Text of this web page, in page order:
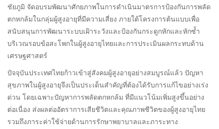
ชัยภูมิ จัดอบรมพัฒนาศักยภาพในการดำเนินมาตรการป้องกันการพลัด
ตกหกล้มในกลุ่มผู้สูงอายุที่มีความเสี่ยง ภายใต้โครงการต้นแบบเพื่อ
สนับสนุนการพัฒนาระบบเฝ้าระวังและป้องกันกระดูกหักและหักซ้ำ
บริเวณรอบข้อสะโพกในผู้สูงอายุไทยและการประเมินผลกระทบด้าน
เศรษฐศาสตร์
ปัจจุบันประเทศไทยก้าวเข้าสู่สังคมผู้สูงอายุอย่างสมบูรณ์แล้ว ปัญหา
สุขภาพในผู้สูงอายุจึงเป็นประเด็นสำคัญที่ต้องได้รับการแก้ไขอย่างเร่ง
ด่วน โดยเฉพาะปัญหาการพลัดตกหกล้ม ที่มีแนวโน้มเพิ่มสูงขึ้นอย่าง
ต่อเนื่อง ส่งผลต่ออัตราการเสียชีวิตและคุณภาพชีวิตของผู้สูงอายุไทย
รวมถึงภาระค่าใช้จ่ายด้านการรักษาพยาบาลและภาระทาง